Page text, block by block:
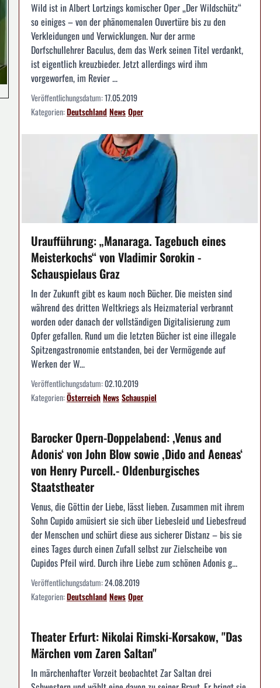
Wild ist in Albert Lortzings komischer Oper „Der Wildschütz“
so einiges – von der phänomenalen Ouvertüre bis zu den
Verkleidungen und Verwicklungen. Nur der arme
Dorfschullehrer Baculus, dem das Werk seinen Titel verdankt,
ist eigentlich kreuzbieder. Jetzt allerdings wird ihm
vorgeworfen, im Revier ...
Veröffentlichungsdatum:17.05.2019
Kategorien:DeutschlandNewsOper
Uraufführung: „Manaraga. Tagebuch eines
Meisterkochs“ von Vladimir Sorokin -
Schauspielaus Graz
In der Zukunft gibt es kaum noch Bücher. Die meisten sind
während des dritten Weltkriegs als Heizmaterial verbrannt
worden oder danach der vollständigen Digitalisierung zum
Opfer gefallen. Rund um die letzten Bücher ist eine illegale
Spitzengastronomie entstanden, bei der Vermögende auf
Werken der W...
Veröffentlichungsdatum:02.10.2019
Kategorien:ÖsterreichNewsSchauspiel
Barocker Opern-Doppelabend: ,Venus and
Adonis‘ von John Blow sowie ,Dido and Aeneas‘
von Henry Purcell.- Oldenburgisches
Staatstheater
Venus, die Göttin der Liebe, lässt lieben. Zusammen mit ihrem
Sohn Cupido amüsiert sie sich über Liebesleid und Liebesfreud
der Menschen und schürt diese aus sicherer Distanz – bis sie
eines Tages durch einen Zufall selbst zur Zielscheibe von
Cupidos Pfeil wird. Durch ihre Liebe zum schönen Adonis g...
Veröffentlichungsdatum:24.08.2019
Kategorien:DeutschlandNewsOper
Theater Erfurt: Nikolai Rimski-Korsakow, "Das
Märchen vom Zaren Saltan"
In märchenhafter Vorzeit beobachtet Zar Saltan drei